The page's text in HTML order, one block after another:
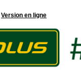
Version en ligne